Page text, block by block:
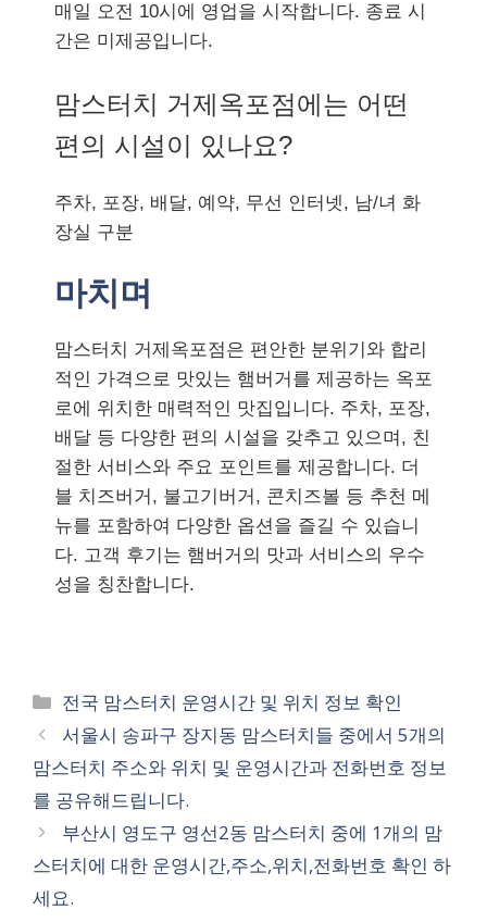
매일 오전 10시에 영업을 시작합니다. 종료 시
간은 미제공입니다.
맘스터치 거제옥포점에는 어떤
편의 시설이 있나요?
주차, 포장, 배달, 예약, 무선 인터넷, 남/녀 화
장실 구분
마치며
맘스터치 거제옥포점은 편안한 분위기와 합리
적인 가격으로 맛있는 햄버거를 제공하는 옥포
로에 위치한 매력적인 맛집입니다. 주차, 포장,
배달 등 다양한 편의 시설을 갖추고 있으며, 친
절한 서비스와 주요 포인트를 제공합니다. 더
블 치즈버거, 불고기버거, 콘치즈볼 등 추천 메
뉴를 포함하여 다양한 옵션을 즐길 수 있습니
다. 고객 후기는 햄버거의 맛과 서비스의 우수
성을 칭찬합니다.
카
테
고
리
전국 맘스터치 운영시간 및 위치 정보 확인
서울시 송파구 장지동 맘스터치들 중에서 5개의
맘스터치 주소와 위치 및 운영시간과 전화번호 정보
를 공유해드립니다.
부산시 영도구 영선2동 맘스터치 중에 1개의 맘
스터치에 대한 운영시간,주소,위치,전화번호 확인 하
세요.